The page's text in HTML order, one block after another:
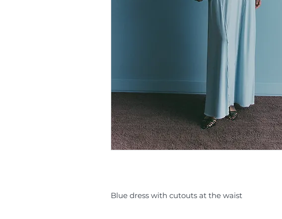
Blue dress with cutouts at the waist